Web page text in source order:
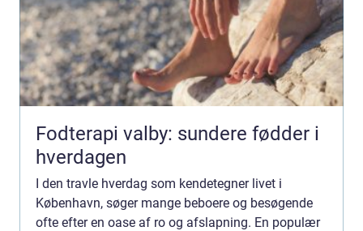
Fodterapi valby: sundere fødder i
hverdagen
I den travle hverdag som kendetegner livet i
København, søger mange beboere og besøgende
ofte efter en oase af ro og afslapning. En populær